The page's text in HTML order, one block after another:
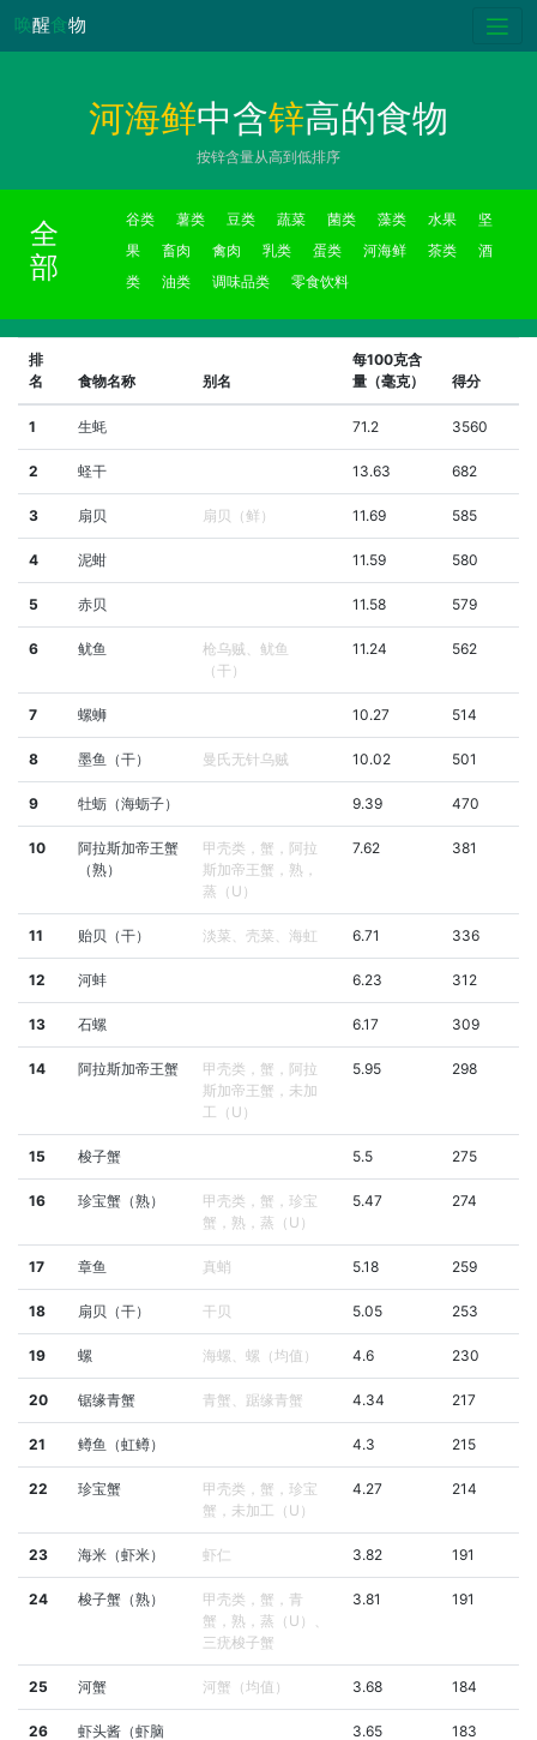
唤醒食物
河海鲜中含锌高的食物
按锌含量从高到低排序
全
部
谷类 薯类 豆类 蔬菜 菌类 藻类 水果
坚
果
畜肉 禽肉 乳类 蛋类 河海鲜 茶类
酒
类
油类 调味品类 零食饮料
排
名
食物名称 别名
每100克含
量（毫克）
得分
1 生蚝 71.2 3560
2 蛏干 13.63 682
3 扇贝 扇贝（鲜） 11.69 585
4 泥蚶 11.59 580
5 赤贝 11.58 579
6 鱿鱼
枪乌贼、鱿鱼
（干）
11.24 562
7 螺蛳 10.27 514
8 墨鱼（干） 曼氏无针乌贼 10.02 501
9 牡蛎（海蛎子） 9.39 470
10
阿拉斯加帝王蟹
（熟）
甲壳类，蟹，阿拉
斯加帝王蟹，熟，
蒸（U）
7.62 381
11 贻贝（干） 淡菜、壳菜、海虹 6.71 336
12 河蚌 6.23 312
13 石螺 6.17 309
14 阿拉斯加帝王蟹
甲壳类，蟹，阿拉
斯加帝王蟹，未加
工（U）
5.95 298
15 梭子蟹 5.5 275
16 珍宝蟹（熟）
甲壳类，蟹，珍宝
蟹，熟，蒸（U）
5.47 274
17 章鱼 真蛸 5.18 259
18 扇贝（干） 干贝 5.05 253
19 螺 海螺、螺（均值） 4.6 230
20 锯缘青蟹 青蟹、踞缘青蟹 4.34 217
21 鳟鱼（虹鳟） 4.3 215
22 珍宝蟹
甲壳类，蟹，珍宝
蟹，未加工（U）
4.27 214
23 海米（虾米） 虾仁 3.82 191
24 梭子蟹（熟）
甲壳类，蟹，青
蟹，熟，蒸（U）、
三疣梭子蟹
3.81 191
25 河蟹 河蟹（均值） 3.68 184
26
虾头酱（虾脑
3.65 183